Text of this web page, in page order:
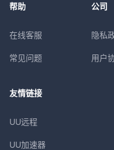
帮助
在线客服
常见问题
公司
隐私
用户
友情链接
UU远程
UU加速器